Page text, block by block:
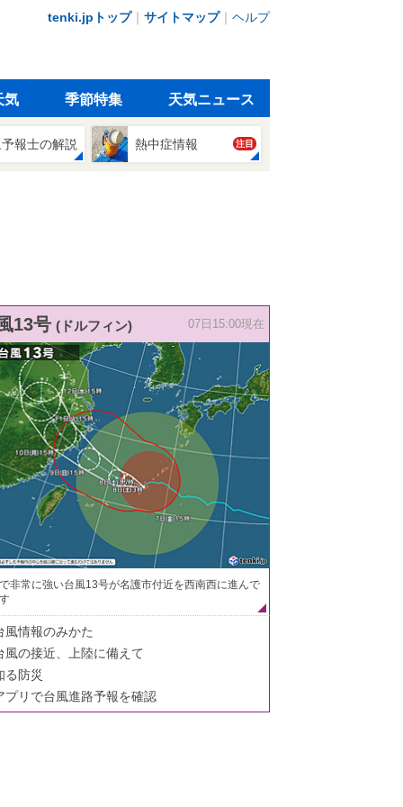
tenki.jpトップ｜ サイトマップ｜ ヘルプ
気 季節特集 天気ニュース
報士の解説 熱中症情報 注目
13号 (ドルフィン) 07日15:00現在
非常に強い台風13号が名護市付近を西南西に進んで
風情報のみかた
風の接近、上陸に備えて
る防災
プリで台風進路予報を確認